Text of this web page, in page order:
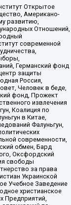
Открытое
Американо-
развитию,
Отношений,
современной
Германский фонд
защиты
Россия,
Человек в беде,
фонд, Прожект
извлечения
Коалиция по
в Китае,
Фалуньгун,
современности,
обмен, Бард
Оксфордский
свободы
за права
Украинской
Учебное Заведение
христианское
Предприятий,